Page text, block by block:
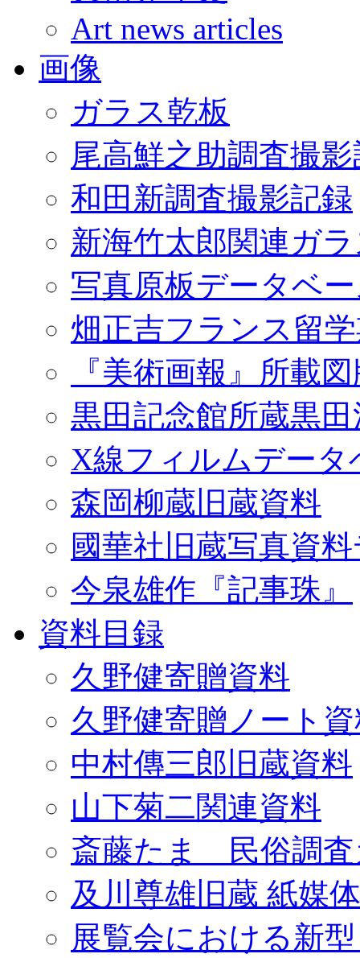
Art news articles
画像
ガラス乾板
尾高鮮之助調査撮
和田新調査撮影記録
新海竹太郎関連ガ
写真原板データベ
畑正吉フランス留
『美術画報』所載
黒田記念館所蔵黒
X線フィルムデータ
森岡柳蔵旧蔵資料
國華社旧蔵写真資
今泉雄作『記事珠』
資料目録
久野健寄贈資料
久野健寄贈ノート
中村傳三郎旧蔵資料
山下菊二関連資料
斎藤たま 民俗調査
及川尊雄旧蔵 紙媒
展覧会における新